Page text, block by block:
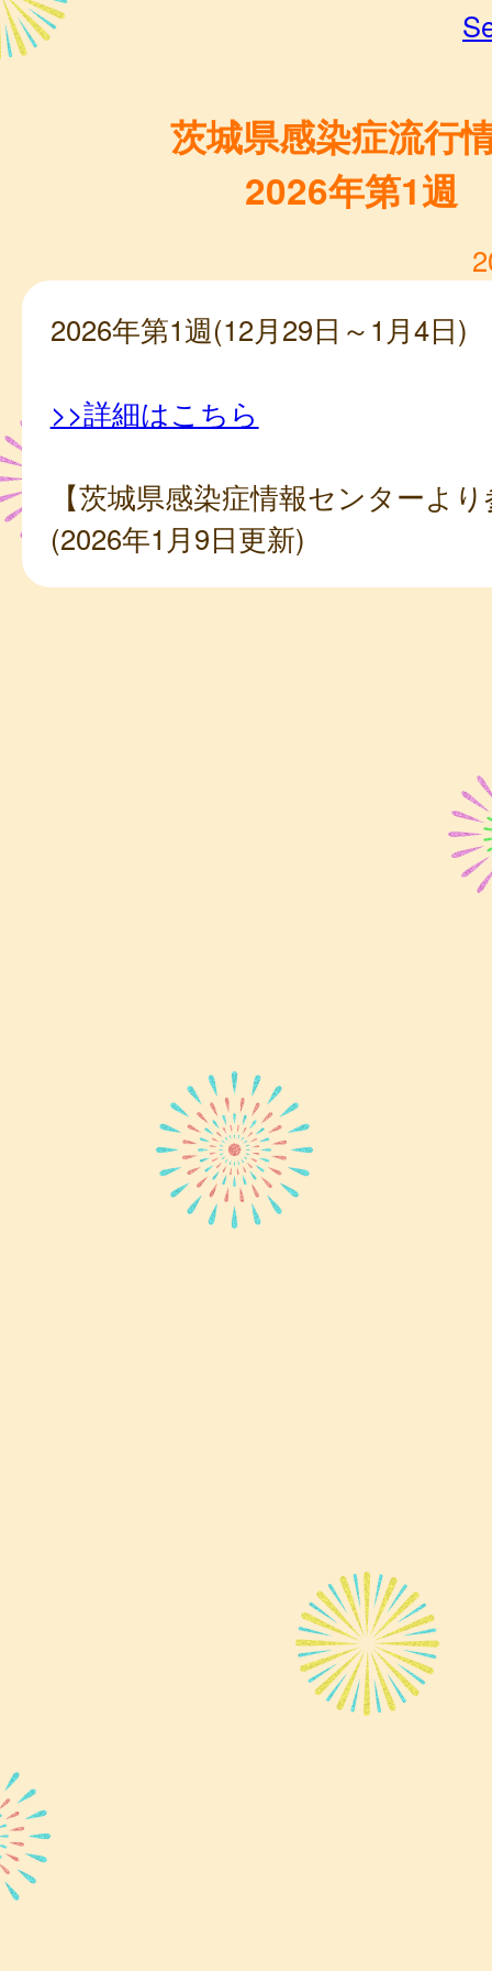
茨城県感染症流行
2026年第1週
2026年第1週(12月29日～1月4日)
>>詳細はこちら
【茨城県感染症情報センターよ
(2026年1月9日更新)